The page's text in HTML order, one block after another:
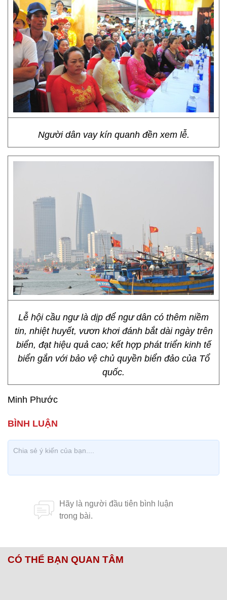
Người dân vay kín quanh đền xem lễ.
Lễ hội cầu ngư là dịp để ngư dân có thêm niềm
tin, nhiệt huyết, vươn khơi đánh bắt dài ngày trên
biển, đạt hiệu quả cao; kết hợp phát triển kinh tế
biển gắn với bảo vệ chủ quyền biển đảo của Tổ
quốc.
Minh Phước
CÓ THỂ BẠN QUAN TÂM